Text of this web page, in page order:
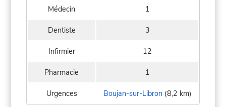
Médecin 1
Dentiste 3
Infirmier 12
Pharmacie 1
Urgences Boujan-sur-Libron(8,2 km)